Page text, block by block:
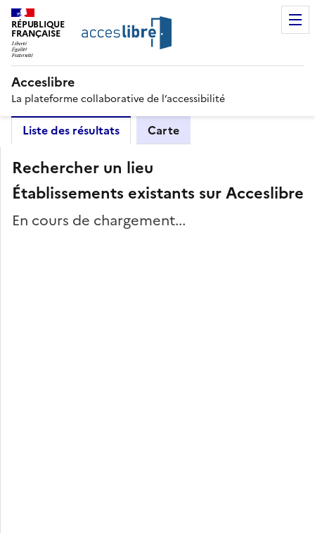
RÉPUBLIQUE
FRANÇAISE
Acceslibre
La plateforme collaborative de l’accessibilité
Liste des résultats Carte
Rechercher un lieu
Établissements existants sur Acceslibre
En cours de chargement...